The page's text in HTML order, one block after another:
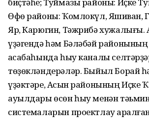
Өфө районы: Ҡомлокүл, Яҡшиван,
Яр, Карюгин, Тәжрибә хужалығы.
үҙәгендә һәм Бәләбәй районының
ҡасабаһында һыу каналы
төҙөкләндерәләр. Быйыл Борай
үҙәктәре, Асҡын районының Иҫке
ауылдары өсөн һыу менән
системаларын проектлау